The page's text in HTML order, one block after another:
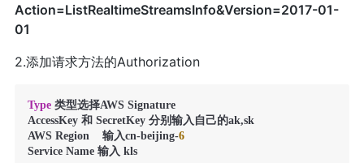
Action=ListRealtimeStreamsInfo&Version=2017-01-
01
2.添加请求方法的Authorization
Type 类型选择AWS Signature
AccessKey 和 SecretKey 分别输入自己的ak,sk
AWS Region    输入cn-beijing-6
Service Name 输入 kls